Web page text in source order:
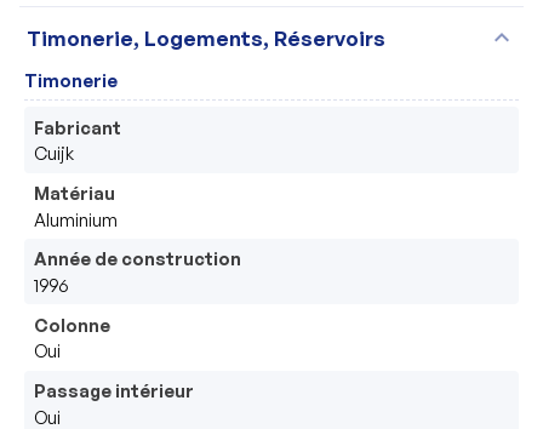
Timonerie, Logements, Réservoirs expand_more
Timonerie
Fabricant
Cuijk
Matériau
Aluminium
Année de construction
1996
Colonne
Oui
Passage intérieur
Oui